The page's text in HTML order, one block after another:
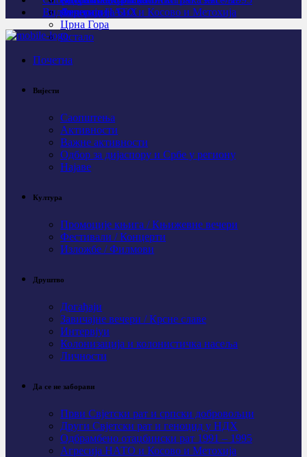
Личности
Агресија НАТО и Косово и Метохија
Федерација БиХ
Црна Гора
Остало
Видео
Почетна
Вијести
Саопштења
Активности
Важне активности
Одбор за дијаспору и Србе у региону
Најаве
Култура
Промоције књига / Књижевне вечери
Фестивали / Концерти
Изложбе / Филмови
Друштво
Догађаји
Завичајне вечери / Крсне славе
Интервјуи
Колонизација и колонистичка насеља
Личности
Да се не заборави
Први Свјeтски рат и српски добровољци
Други Свјетски рат и геноцид у НДХ
Одбрамбено отаџбински рат 1991 – 1995
Агресија НАТО и Косово и Метохија